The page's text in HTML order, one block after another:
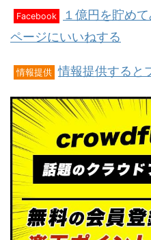
Facebook
１億円を貯め
ページにいいねする
情報提供 情報提供すると